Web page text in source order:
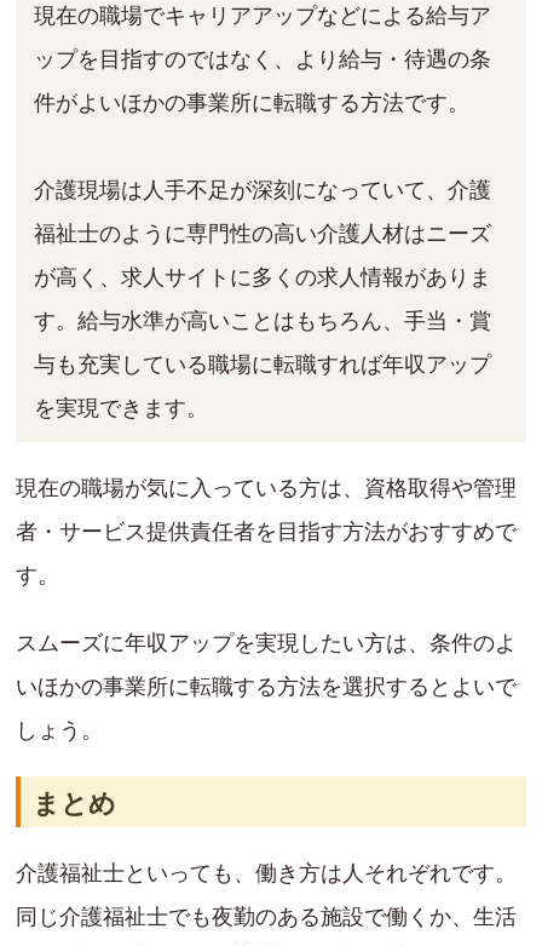
現在の職場でキャリアアップなどによる給与ア
ップを目指すのではなく、より給与・待遇の条
件がよいほかの事業所に転職する方法です。
介護現場は人手不足が深刻になっていて、介護
福祉士のように専門性の高い介護人材はニーズ
が高く、求人サイトに多くの求人情報がありま
す。給与水準が高いことはもちろん、手当・賞
与も充実している職場に転職すれば年収アップ
を実現できます。
現在の職場が気に入っている方は、資格取得や管理
者・サービス提供責任者を目指す方法がおすすめで
す。
スムーズに年収アップを実現したい方は、条件のよ
いほかの事業所に転職する方法を選択するとよいで
しょう。
まとめ
介護福祉士といっても、働き方は人それぞれです。
同じ介護福祉士でも夜勤のある施設で働くか、生活